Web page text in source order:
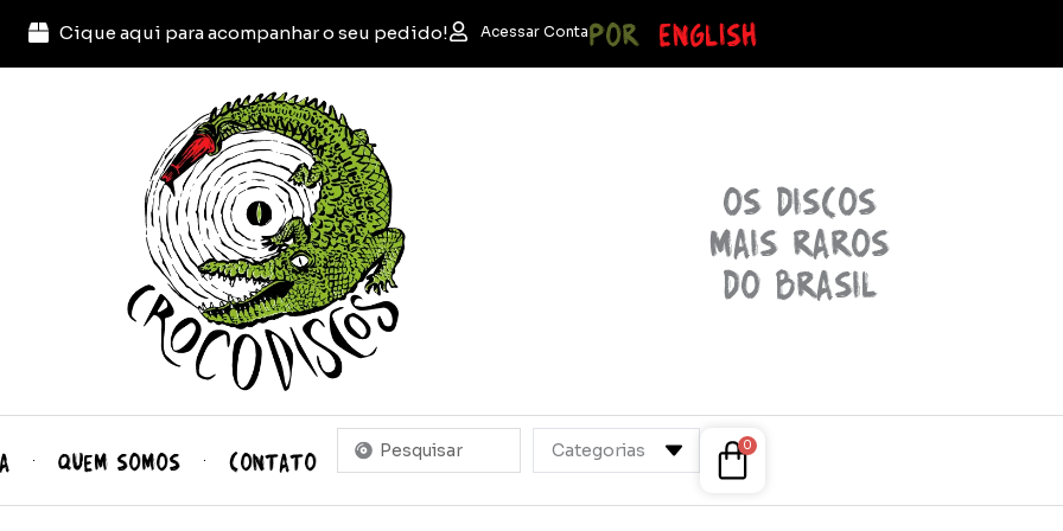
Cique aqui para acompanhar o seu pedido! Acessar ContaPOR ENGLISH
OS discos
mais raros
do brasil
QUEM SOMOS CONTATO
Pesquisar
...
Categorias 0
Cart